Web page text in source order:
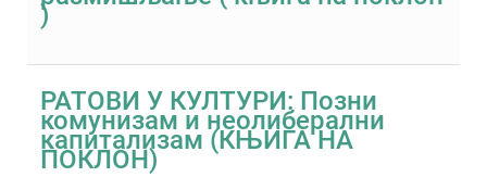
)
РАТОВИ У КУЛТУРИ: Позни
комунизам и неолиберални
капитализам (КЊИГА НА
ПОКЛОН)